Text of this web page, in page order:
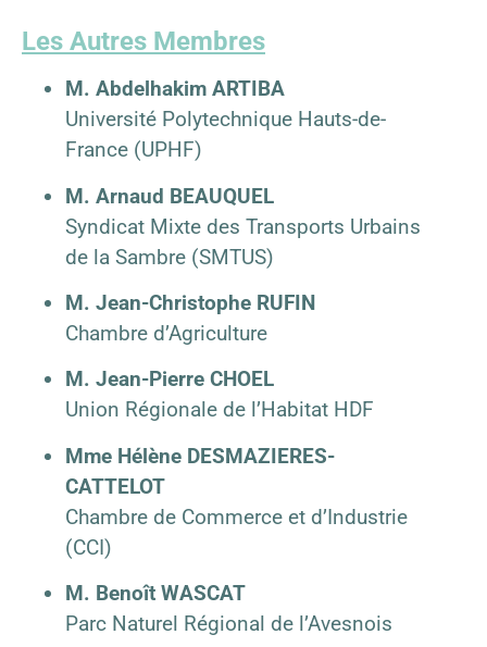
Les Autres Membres
M. Abdelhakim ARTIBA
Université Polytechnique Hauts-de-
France (UPHF)
M. Arnaud BEAUQUEL
Syndicat Mixte des Transports Urbains
de la Sambre (SMTUS)
M. Jean-Christophe RUFIN
Chambre d’Agriculture
M. Jean-Pierre CHOEL
Union Régionale de l’Habitat HDF
Mme Hélène DESMAZIERES-
CATTELOT
Chambre de Commerce et d’Industrie
(CCI)
M. Benoît WASCAT
Parc Naturel Régional de l’Avesnois